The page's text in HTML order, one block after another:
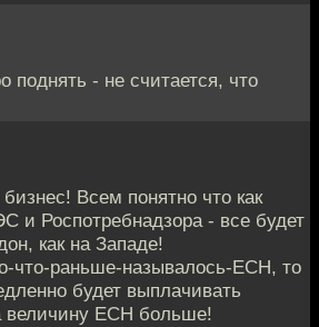
поднять - не считается, что
Всем понятно что как
и Роспотребнадзора - все будет
как на Западе!
что-раньше-называлось-ЕСН, то
будет выплачивать
величину ЕСН больше!